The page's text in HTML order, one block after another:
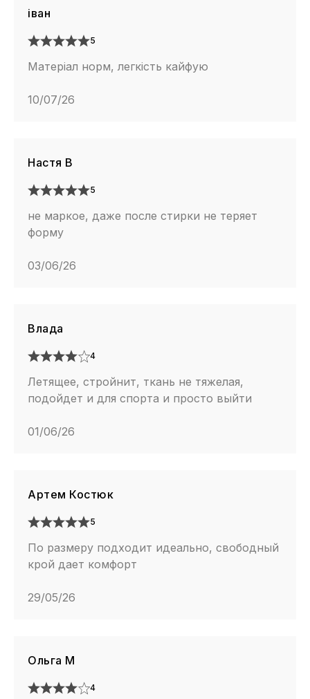
іван
5
Матеріал норм, легкість кайфую
10/07/26
Настя В
5
не маркое, даже после стирки не теряет
форму
03/06/26
Влада
4
Летящее, стройнит, ткань не тяжелая,
подойдет и для спорта и просто выйти
01/06/26
Артем Костюк
5
По размеру подходит идеально, свободный
крой дает комфорт
29/05/26
Ольга М
4